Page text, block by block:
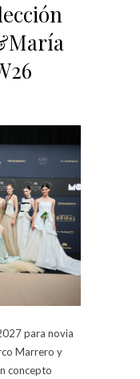
para novia
Marrero y
concepto